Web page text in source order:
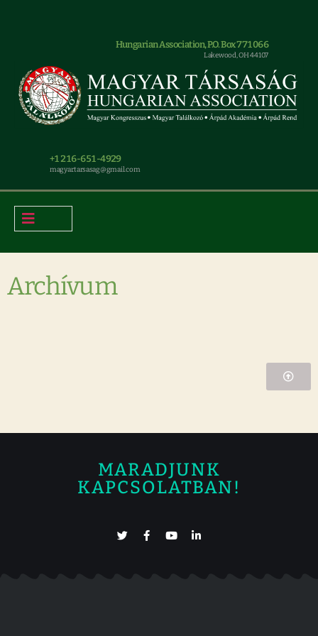
Hungarian Association, P.O. Box 771066
Lakewood, OH 44107
+1 216-651-4929
magyar.tarsasag@gmail.com
Archívum
MARADJUNK
KAPCSOLATBAN!